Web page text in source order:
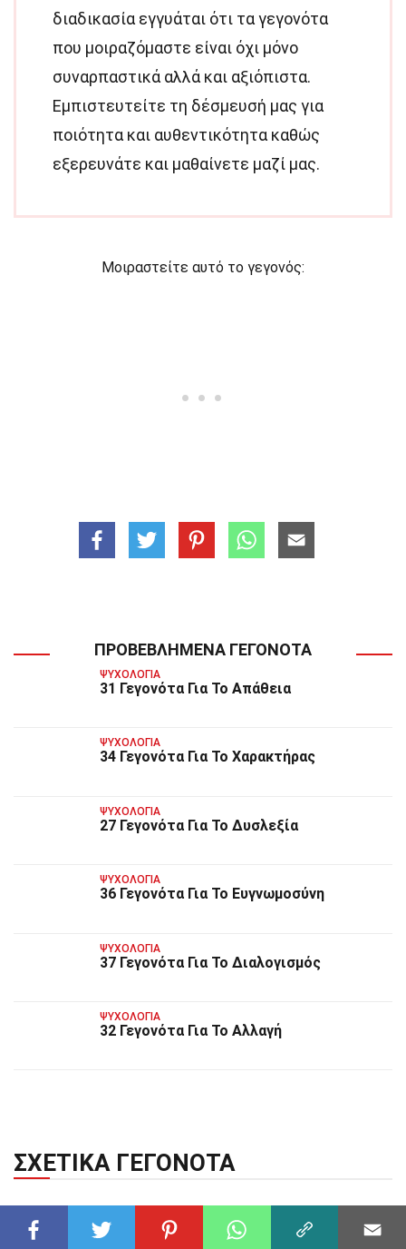
διαδικασία εγγυάται ότι τα γεγονότα
που μοιραζόμαστε είναι όχι μόνο
συναρπαστικά αλλά και αξιόπιστα.
Εμπιστευτείτε τη δέσμευσή μας για
ποιότητα και αυθεντικότητα καθώς
εξερευνάτε και μαθαίνετε μαζί μας.
Μοιραστείτε αυτό το γεγονός:
ΠΡΟΒΕΒΛΗΜΈΝΑ ΓΕΓΟΝΌΤΑ
ΨΥΧΟΛΟΓΊΑ
31 Γεγονότα Για Το Απάθεια
ΨΥΧΟΛΟΓΊΑ
34 Γεγονότα Για Το Χαρακτήρας
ΨΥΧΟΛΟΓΊΑ
27 Γεγονότα Για Το Δυσλεξία
ΨΥΧΟΛΟΓΊΑ
36 Γεγονότα Για Το Ευγνωμοσύνη
ΨΥΧΟΛΟΓΊΑ
37 Γεγονότα Για Το Διαλογισμός
ΨΥΧΟΛΟΓΊΑ
32 Γεγονότα Για Το Αλλαγή
ΣΧΕΤΙΚΆ ΓΕΓΟΝΌΤΑ